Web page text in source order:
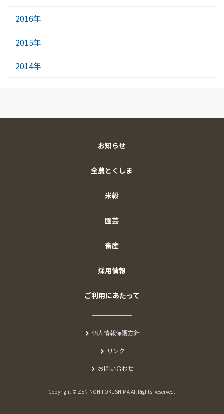
2016年
2015年
2014年
お知らせ
全農とくしま
米穀
園芸
畜産
採用情報
ご利用にあたって
Copyright © ZEN-NOH TOKUSHIMA All Rights Reserved.
個人情報保護方針
リンク
お問い合わせ